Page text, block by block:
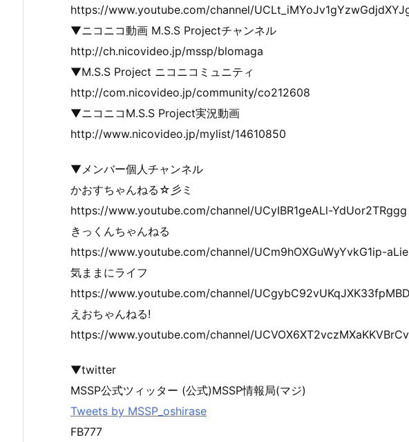
https://www.youtube.com/channel/
▼ニコニコ動画 M.S.S Projectチャンネル
http://ch.nicovideo.jp/mssp/blomaga
▼M.S.S Project ニコニコミュニティ
http://com.nicovideo.jp/community/co212608
▼ニコニコM.S.S Project実況動画
http://www.nicovideo.jp/mylist/14610850
▼メンバー個人チャンネル
かおすちゃんねる☆彡ミ
https://www.youtube.com/channel/UCyIBR1geALl-YdUor2TRggg
きっくんちゃんねる
https://www.youtube.com/channel/UCm9hOXGuWyYvkG1ip-
気ままにライフ
https://www.youtube.com/channel/
えおちゃんねる!
https://www.youtube.com/channel/
▼twitter
MSSP公式ツィッター (公式)MSSP情報局(マジ)
Tweets by MSSP_oshirase
FB777